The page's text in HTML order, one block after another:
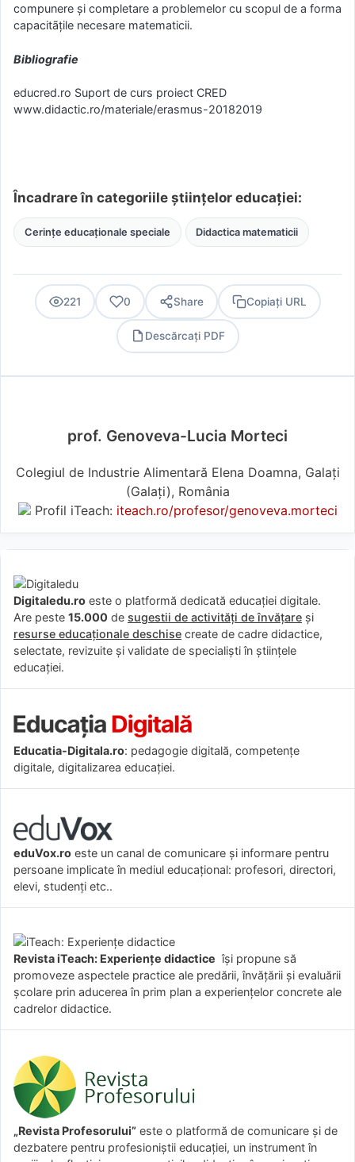
compunere şi completare a problemelor cu scopul de a forma
capacitãţile necesare matematicii.
Bibliografie
educred.ro Suport de curs proiect CRED
www.didactic.ro/materiale/erasmus-20182019
Încadrare în categoriile științelor educației:
Cerințe educaționale speciale Didactica matematicii
221 0 Share Copiați URL
Descărcați PDF
prof. Genoveva-Lucia Morteci
Colegiul de Industrie Alimentară Elena Doamna, Galați
(Galaţi), România
Profil iTeach: iteach.ro/profesor/genoveva.morteci
Digitaledu.ro este o platformă dedicată educației digitale.
Are peste 15.000 de sugestii de activități de învățare și
resurse educaționale deschise create de cadre didactice,
selectate, revizuite și validate de specialiști în științele
educației.
Educatia-Digitala.ro: pedagogie digitală, competențe
digitale, digitalizarea educației.
eduVox.ro este un canal de comunicare și informare pentru
persoane implicate în mediul educațional: profesori, directori,
elevi, studenți etc..
Revista iTeach: Experienţe didactice îşi propune să
promoveze aspectele practice ale predării, învăţării şi evaluării
şcolare prin aducerea în prim plan a experienţelor concrete ale
cadrelor didactice.
„Revista Profesorului” este o platformă de comunicare și de
dezbatere pentru profesioniștii educației, un instrument în